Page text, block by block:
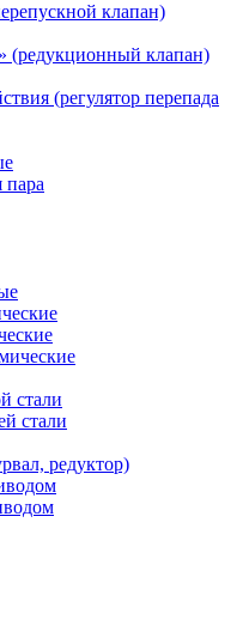
клапан)
(редукционный клапан)
(регулятор перепада
пара
стали
стали
редуктор)